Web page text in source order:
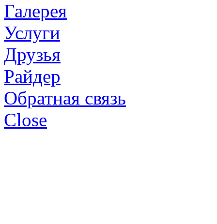
Галерея
Услуги
Друзья
Райдер
Обратная связь
Close